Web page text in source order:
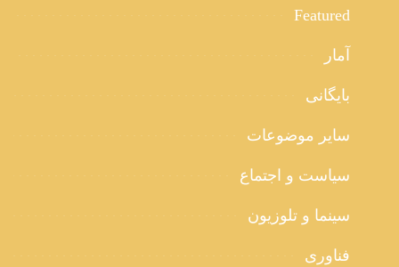
Featured
آمار
بایگانی
سایر موضوعات
سیاست و اجتماع
سینما و تلوزیون
فناوری